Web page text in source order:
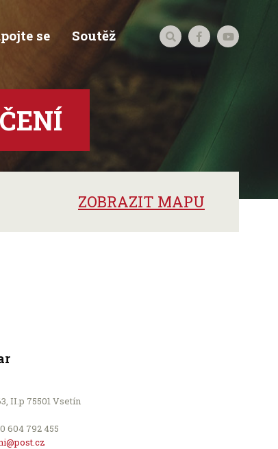
se Soutěž
ZOBRAZIT MAPU
II.p 75501 Vsetín
604 792 455